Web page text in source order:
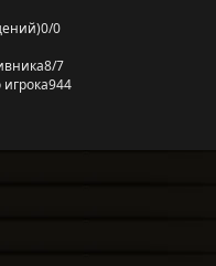
0/0
8/7
944